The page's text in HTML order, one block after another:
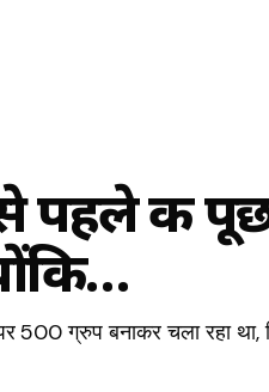
पहले की
500 ग्रुप बनाकर चला रहा